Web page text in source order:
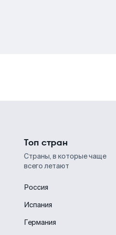
Топ стран
Страны, в которые чаще
всего летают
Россия
Испания
Германия